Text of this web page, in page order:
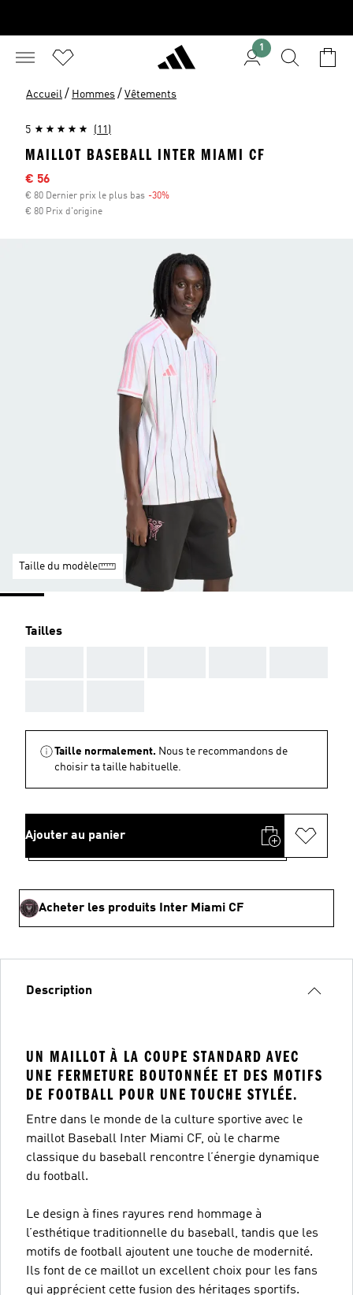
1
Accueil / Hommes / Vêtements
5 (11)
MAILLOT BASEBALL INTER MIAMI CF
Sale price
€ 56
€ 80 Dernier prix le plus bas -30%
€ 80 Prix d'origine
Taille du modèle
Tailles
Taille normalement. Nous te recommandons de
choisir ta taille habituelle.
Ajouter au panier
Acheter les produits Inter Miami CF
Description
UN MAILLOT À LA COUPE STANDARD AVEC
UNE FERMETURE BOUTONNÉE ET DES MOTIFS
DE FOOTBALL POUR UNE TOUCHE STYLÉE.
Entre dans le monde de la culture sportive avec le
maillot Baseball Inter Miami CF, où le charme
classique du baseball rencontre l’énergie dynamique
du football.
Le design à fines rayures rend hommage à
l’esthétique traditionnelle du baseball, tandis que les
motifs de football ajoutent une touche de modernité.
Ils font de ce maillot un excellent choix pour les fans
qui apprécient cette fusion des héritages sportifs.